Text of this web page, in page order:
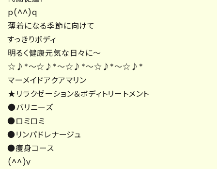
p(^^)q
薄着になる季節に向けて
すっきりボディ
明るく健康元気な日々に～
☆♪*～☆♪*～☆♪*～☆♪*～☆♪*
マーメイドアクアマリン
★リラクゼーション＆ボディトリートメント
●バリニーズ
●ロミロミ
●リンパドレナージュ
●痩身コース
(^^)v